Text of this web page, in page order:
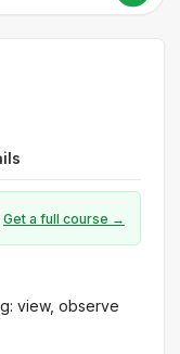
Get a full course →
view, observe